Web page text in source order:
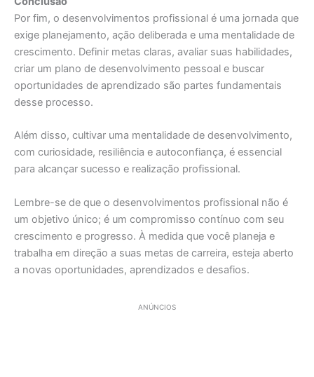
Por fim, o desenvolvimentos profissional é uma jornada que
exige planejamento, ação deliberada e uma mentalidade de
crescimento. Definir metas claras, avaliar suas habilidades,
criar um plano de desenvolvimento pessoal e buscar
oportunidades de aprendizado são partes fundamentais
desse processo.
Além disso, cultivar uma mentalidade de desenvolvimento,
com curiosidade, resiliência e autoconfiança, é essencial
para alcançar sucesso e realização profissional.
Lembre-se de que o desenvolvimentos profissional não é
um objetivo único; é um compromisso contínuo com seu
crescimento e progresso. À medida que você planeja e
trabalha em direção a suas metas de carreira, esteja aberto
a novas oportunidades, aprendizados e desafios.
ANÚNCIOS